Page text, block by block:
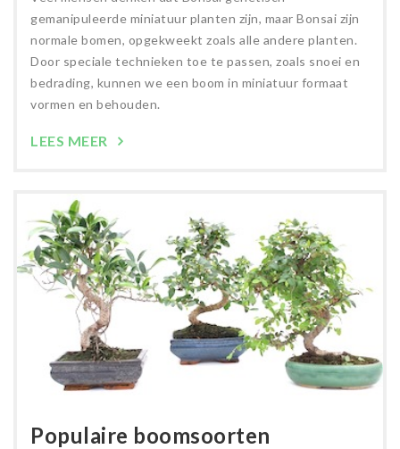
gemanipuleerde miniatuur planten zijn, maar Bonsai zijn
normale bomen, opgekweekt zoals alle andere planten.
Door speciale technieken toe te passen, zoals snoei en
bedrading, kunnen we een boom in miniatuur formaat
vormen en behouden.
LEES MEER
Populaire boomsoorten